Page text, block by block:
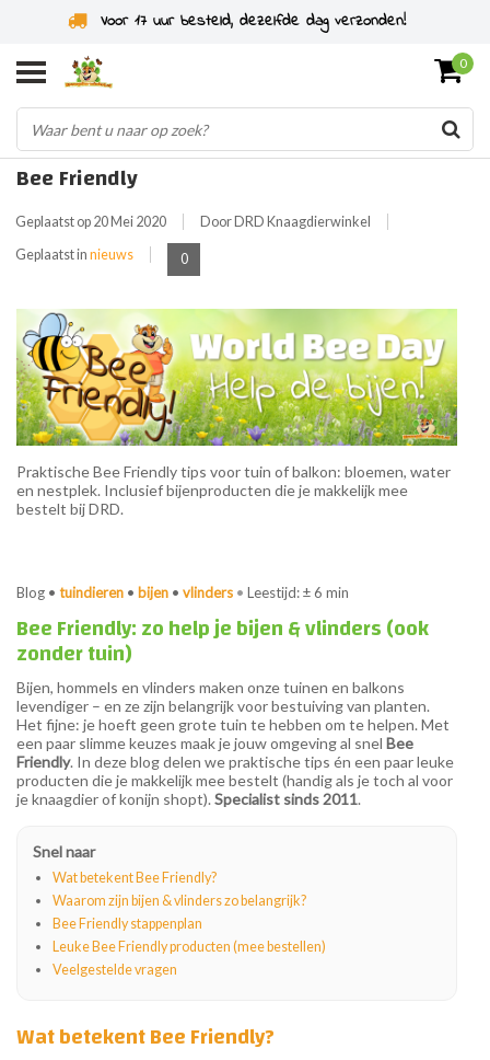
Specialist in knaagdieren sinds 2011
0
Bee Friendly
Geplaatst op 20 Mei 2020
Door DRD Knaagdierwinkel
Geplaatst in nieuws 0
Praktische Bee Friendly tips voor tuin of balkon: bloemen, water
en nestplek. Inclusief bijenproducten die je makkelijk mee
bestelt bij DRD.
Blog • tuindieren • bijen • vlinders • Leestijd: ± 6 min
Bee Friendly: zo help je bijen & vlinders (ook
zonder tuin)
Bijen, hommels en vlinders maken onze tuinen en balkons
levendiger – en ze zijn belangrijk voor bestuiving van planten.
Het fijne: je hoeft geen grote tuin te hebben om te helpen. Met
een paar slimme keuzes maak je jouw omgeving al snel Bee
Friendly. In deze blog delen we praktische tips én een paar leuke
producten die je makkelijk mee bestelt (handig als je toch al voor
je knaagdier of konijn shopt).Specialist sinds 2011.
Snel naar
Wat betekent Bee Friendly?
Waarom zijn bijen & vlinders zo belangrijk?
Bee Friendly stappenplan
Leuke Bee Friendly producten (mee bestellen)
Veelgestelde vragen
Wat betekent Bee Friendly?